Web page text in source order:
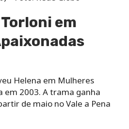
em
Helena em Mulheres
em 2003. A trama ganha
de maio no Vale a Pena